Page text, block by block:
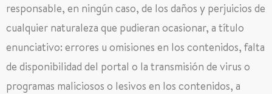
responsable, en ningún caso, de los daños y perjuicios de
cualquier naturaleza que pudieran ocasionar, a título
enunciativo: errores u omisiones en los contenidos, falta
de disponibilidad del portal o la transmisión de virus o
programas maliciosos o lesivos en los contenidos, a